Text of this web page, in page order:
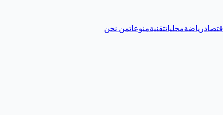
اقتصادرياضةمحلياتتقنيةمنوعاتمن نحن